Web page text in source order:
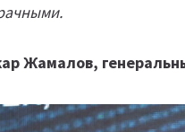
Жамалов,